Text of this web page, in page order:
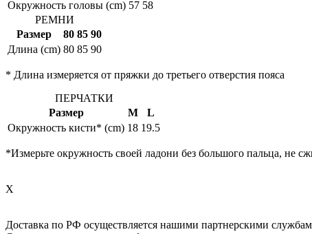
Окружность головы (cm) 57 58
РЕМНИ
Размер
80 85 90
Длина (cm) 80 85 90
* Длина измеряется от пряжки до третьего отверстия пояса
ПЕРЧАТКИ
Размер
M
L
Окружность кисти* (cm) 18 19.5
*Измерьте окружность своей ладони без большого пальца, не
X
Доставка по РФ осуществляется нашими партнерскими